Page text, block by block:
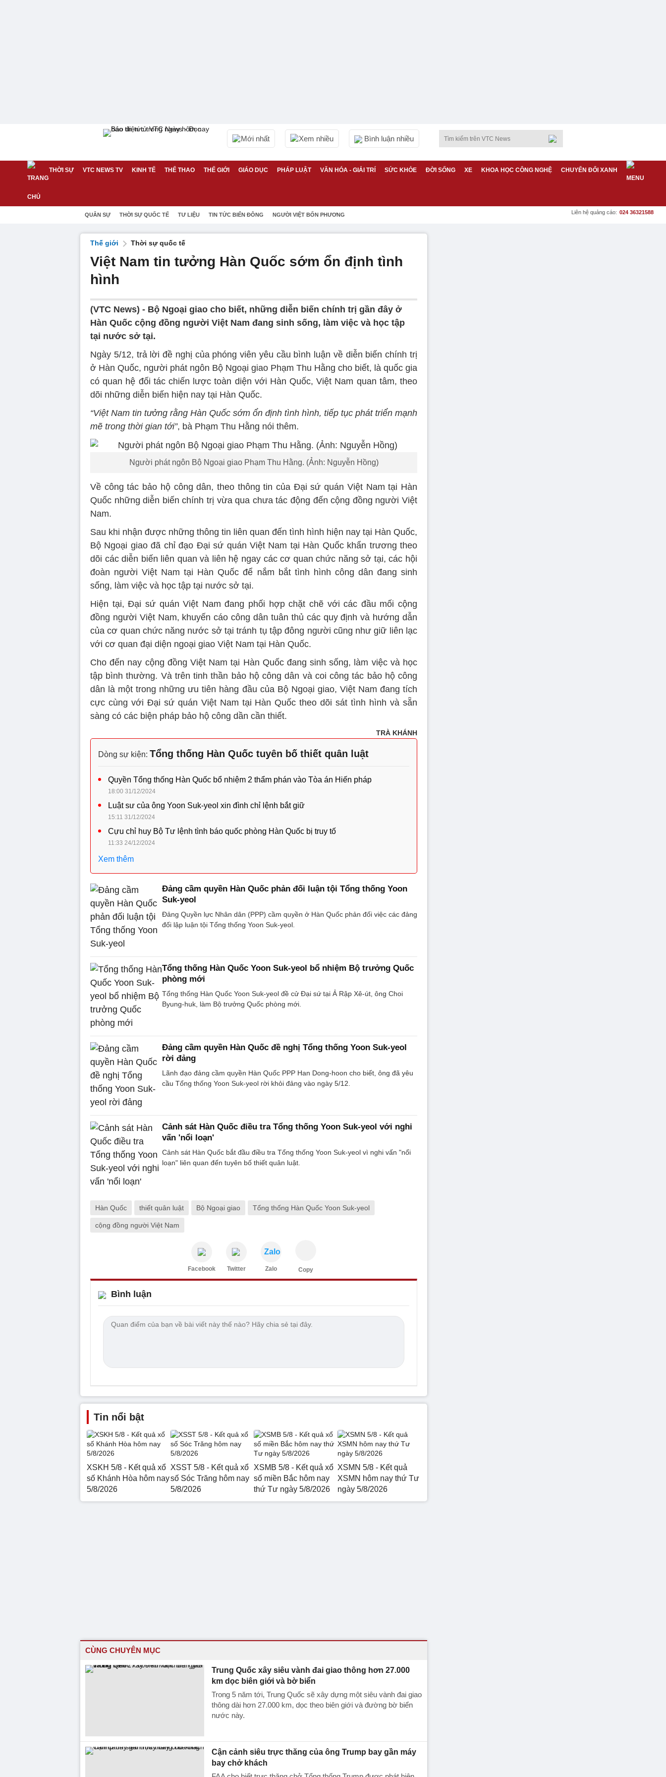
Mới nhất Xem nhiều Bình luận nhiều
THỜI SỰ VTC NEWS TV KINH TẾ THỂ THAO THẾ GIỚI GIÁO DỤC PHÁP LUẬT VĂN HÓA - GIẢI TRÍ SỨC KHỎE ĐỜI SỐNG XE KHOA HỌC CÔNG NGHỆ CHUYỂN ĐỔI XANH
QUÂN SỰ THỜI SỰ QUỐC TẾ TƯ LIỆU TIN TỨC BIỂN ĐÔNG NGƯỜI VIỆT BỐN PHƯƠNG Liên hệ quảng cáo: 024 36321588
Thế giới Thời sự quốc tế
Việt Nam tin tưởng Hàn Quốc sớm ổn định tình
hình
(VTC News) - Bộ Ngoại giao cho biết, những diễn biến chính trị gần đây ở
Hàn Quốc cộng đồng người Việt Nam đang sinh sống, làm việc và học tập
tại nước sở tại.
Ngày 5/12, trả lời đề nghị của phóng viên yêu cầu bình luận về diễn biến chính trị
ở Hàn Quốc, người phát ngôn Bộ Ngoại giao Phạm Thu Hằng cho biết, là quốc gia
có quan hệ đối tác chiến lược toàn diện với Hàn Quốc, Việt Nam quan tâm, theo
dõi những diễn biến hiện nay tại Hàn Quốc.
“Việt Nam tin tưởng rằng Hàn Quốc sớm ổn định tình hình, tiếp tục phát triển mạnh
mẽ trong thời gian tới”, bà Phạm Thu Hằng nói thêm.
Người phát ngôn Bộ Ngoại giao Phạm Thu Hằng. (Ảnh: Nguyễn Hồng)
Về công tác bảo hộ công dân, theo thông tin của Đại sứ quán Việt Nam tại Hàn
Quốc những diễn biến chính trị vừa qua chưa tác động đến cộng đồng người Việt
Nam.
Sau khi nhận được những thông tin liên quan đến tình hình hiện nay tại Hàn Quốc,
Bộ Ngoại giao đã chỉ đạo Đại sứ quán Việt Nam tại Hàn Quốc khẩn trương theo
dõi các diễn biến liên quan và liên hệ ngay các cơ quan chức năng sở tại, các hội
đoàn người Việt Nam tại Hàn Quốc để nắm bắt tình hình công dân đang sinh
sống, làm việc và học tập tại nước sở tại.
Hiện tại, Đại sứ quán Việt Nam đang phối hợp chặt chẽ với các đầu mối cộng
đồng người Việt Nam, khuyến cáo công dân tuân thủ các quy định và hướng dẫn
của cơ quan chức năng nước sở tại tránh tụ tập đông người cũng như giữ liên lạc
với cơ quan đại diện ngoại giao Việt Nam tại Hàn Quốc.
Cho đến nay cộng đồng Việt Nam tại Hàn Quốc đang sinh sống, làm việc và học
tập bình thường. Và trên tinh thần bảo hộ công dân và coi công tác bảo hộ công
dân là một trong những ưu tiên hàng đầu của Bộ Ngoại giao, Việt Nam đang tích
cực cùng với Đại sứ quán Việt Nam tại Hàn Quốc theo dõi sát tình hình và sẵn
sàng có các biện pháp bảo hộ công dần cần thiết.
TRÀ KHÁNH
Dòng sự kiện: Tổng thống Hàn Quốc tuyên bố thiết quân luật
Quyền Tổng thống Hàn Quốc bổ nhiệm 2 thẩm phán vào Tòa án Hiến pháp
18:00 31/12/2024
Luật sư của ông Yoon Suk-yeol xin đình chỉ lệnh bắt giữ
15:11 31/12/2024
Cựu chỉ huy Bộ Tư lệnh tình báo quốc phòng Hàn Quốc bị truy tố
11:33 24/12/2024
Xem thêm
Đảng cầm quyền Hàn Quốc phản đối luận tội Tổng thống Yoon
Suk-yeol
Đảng Quyền lực Nhân dân (PPP) cầm quyền ở Hàn Quốc phản đối việc các đảng
đối lập luận tội Tổng thống Yoon Suk-yeol.
Tổng thống Hàn Quốc Yoon Suk-yeol bổ nhiệm Bộ trưởng Quốc
phòng mới
Tổng thống Hàn Quốc Yoon Suk-yeol đề cử Đại sứ tại Ả Rập Xê-út, ông Choi
Byung-huk, làm Bộ trưởng Quốc phòng mới.
Đảng cầm quyền Hàn Quốc đề nghị Tổng thống Yoon Suk-yeol
rời đảng
Lãnh đạo đảng cầm quyền Hàn Quốc PPP Han Dong-hoon cho biết, ông đã yêu
cầu Tổng thống Yoon Suk-yeol rời khỏi đảng vào ngày 5/12.
Cảnh sát Hàn Quốc điều tra Tổng thống Yoon Suk-yeol với nghi
vấn 'nổi loạn'
Cảnh sát Hàn Quốc bắt đầu điều tra Tổng thống Yoon Suk-yeol vì nghi vấn "nổi
loạn" liên quan đến tuyên bố thiết quân luật.
Hàn Quốc thiết quân luật Bộ Ngoại giao Tổng thống Hàn Quốc Yoon Suk-yeol
cộng đồng người Việt Nam
Facebook Twitter
Zalo
Zalo Copy
Bình luận
Tin nổi bật
XSKH 5/8 - Kết quả xổ
số Khánh Hòa hôm nay
5/8/2026
XSST 5/8 - Kết quả xổ
số Sóc Trăng hôm nay
5/8/2026
XSMB 5/8 - Kết quả xổ
số miền Bắc hôm nay
thứ Tư ngày 5/8/2026
XSMN 5/8 - Kết quả
XSMN hôm nay thứ Tư
ngày 5/8/2026
CÙNG CHUYÊN MỤC
Trung Quốc xây siêu vành đai giao thông hơn 27.000
km dọc biên giới và bờ biển
Trong 5 năm tới, Trung Quốc sẽ xây dựng một siêu vành đai giao
thông dài hơn 27.000 km, dọc theo biên giới và đường bờ biển
nước này.
Cận cảnh siêu trực thăng của ông Trump bay gần máy
bay chở khách